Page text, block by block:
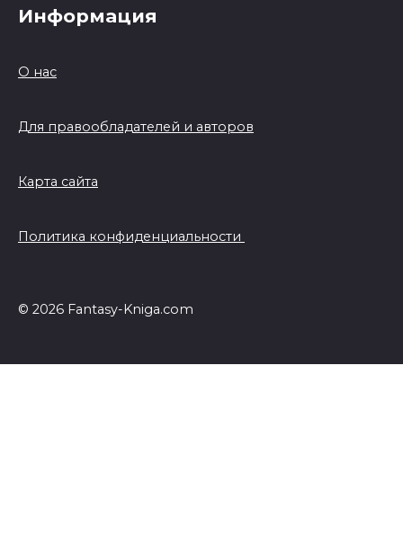
Информация
О нас
Для правообладателей и авторов
Карта сайта
Политика конфиденциальности
© 2026 Fantasy-Kniga.com